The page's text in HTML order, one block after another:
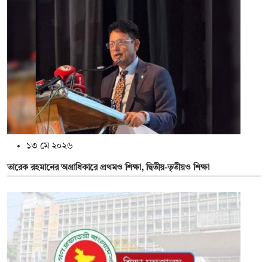
১৩ মে ২০২৬
তারেক রহমানের অগ্রাধিকারে প্রথমও শিক্ষা, দ্বিতীয়-তৃতীয়ও শিক্ষা